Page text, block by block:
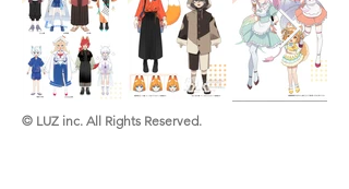
© LUZ inc. All Rights Reserved.